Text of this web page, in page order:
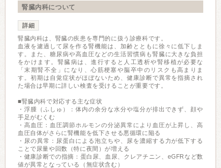
腎臓内科について
詳細
腎臓内科は、腎臓の疾患を専門的に扱う診療科です。
血液を濾過して尿を作る腎機能は、加齢とともに徐々に低下しま
す。また、糖尿病や高血圧などの生活習慣病も腎臓に大きな負担
をかけます。腎臓病は、進行すると人工透析や腎移植が必要な
「末期腎不全」になり、心筋梗塞や脳卒中のリスクも高まりま
す。初期は自覚症状がほぼないため、健康診断で異常を指摘され
た場合は早期に詳しい検査を受けることが重要です。
■腎臓内科で対応する主な症状
・浮腫（ふしゅ）：体内の余分な水分や塩分が排出できず、顔や
手足がむくむ
・高血圧：血圧調節ホルモンの分泌異常により血圧が上昇し、高
血圧自体がさらに腎機能を低下させる悪循環に陥る
・尿の異常：尿蛋白による泡立ちや、尿を濃縮する力が低下する
ことで尿量や回数（特に夜間）が増える
・健康診断での指摘：蛋白尿、血尿、クレアチニン、eGFRなど数
値が異常となっている（無症状含む）